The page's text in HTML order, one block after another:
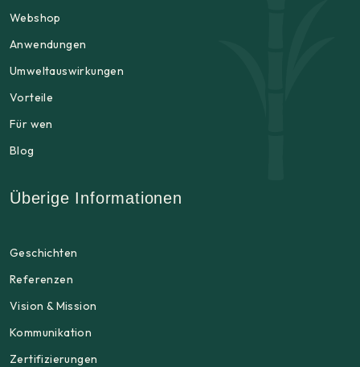
Webshop
Anwendungen
Umweltauswirkungen
Vorteile
Für wen
Blog
Überige Informationen
Geschichten
Referenzen
Vision & Mission
Kommunikation
Zertifizierungen